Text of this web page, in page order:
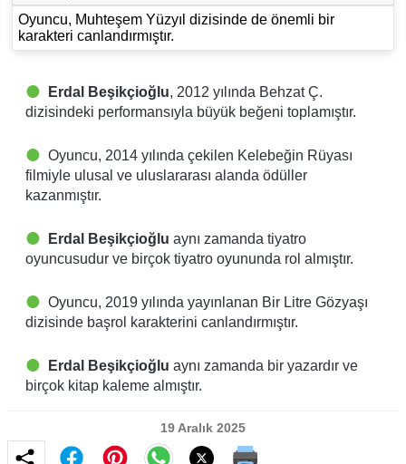
Oyuncu, Muhteşem Yüzyıl dizisinde de önemli bir
karakteri canlandırmıştır.
Erdal Beşikçioğlu, 2012 yılında Behzat Ç.
dizisindeki performansıyla büyük beğeni toplamıştır.
Oyuncu, 2014 yılında çekilen Kelebeğin Rüyası
filmiyle ulusal ve uluslararası alanda ödüller
kazanmıştır.
Erdal Beşikçioğlu aynı zamanda tiyatro
oyuncusudur ve birçok tiyatro oyununda rol almıştır.
Oyuncu, 2019 yılında yayınlanan Bir Litre Gözyaşı
dizisinde başrol karakterini canlandırmıştır.
Erdal Beşikçioğlu aynı zamanda bir yazardır ve
birçok kitap kaleme almıştır.
19 Aralık 2025